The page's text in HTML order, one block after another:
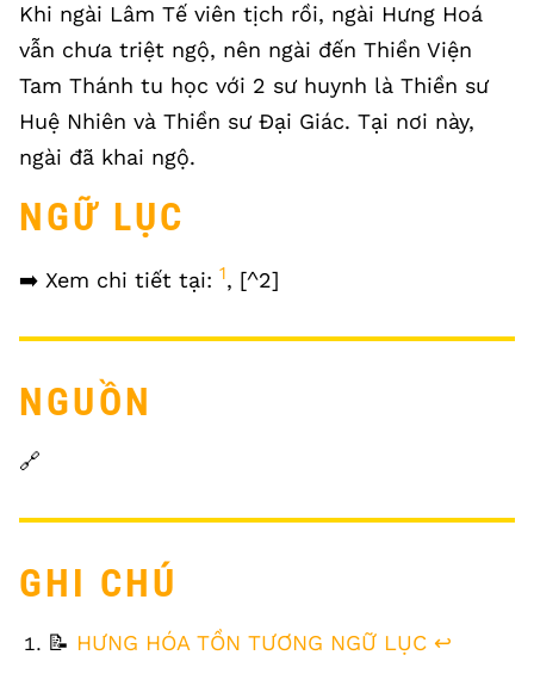
Khi ngài Lâm Tế viên tịch rồi, ngài Hưng Hoá
vẫn chưa triệt ngộ, nên ngài đến Thiền Viện
Tam Thánh tu học với 2 sư huynh là Thiền sư
Huệ Nhiên và Thiền sư Đại Giác. Tại nơi này,
ngài đã khai ngộ.
NGỮ LỤC
➡️ Xem chi tiết tại: 1, [^2]
NGUỒN
🔗
GHI CHÚ
FOOTNOTES
📝 HƯNG HÓA TỒN TƯƠNG NGỮ LỤC ↩